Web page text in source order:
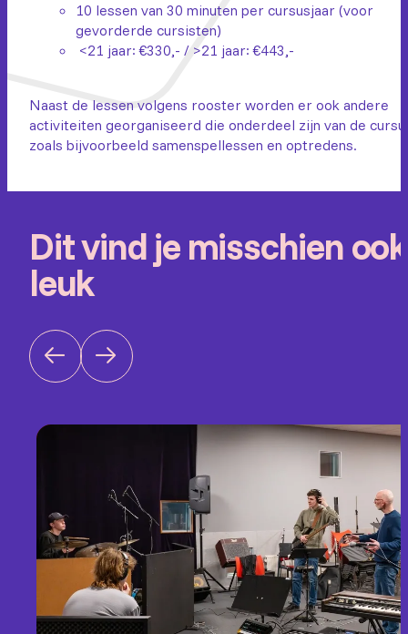
10 lessen van 30 minuten per cursusjaar (voor
gevorderde cursisten)
<21 jaar: €330,- / >21 jaar: €443,-
Naast de lessen volgens rooster worden er ook andere
activiteiten georganiseerd die onderdeel zijn van de
zoals bijvoorbeeld samenspellessen en optredens.
Dit vind je misschien ook
leuk